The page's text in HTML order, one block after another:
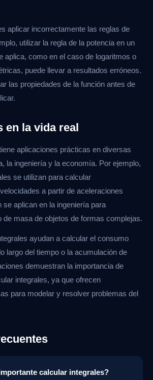
aplicar incorrectamente las reglas de
utilizar la regla de la potencia en un
aplica, como en el caso de logaritmos o
puede llevar a resultados erróneos.
las propiedades de la función antes de
en la vida real
aplicaciones prácticas en diversas
la ingeniería y la economía. Por ejemplo,
se utilizan para calcular
a partir de aceleraciones
se aplican en la ingeniería para
de masa de objetos de formas complejas.
ayudan a calcular el consumo
largo del tiempo o la acumulación de
demuestran la importancia de
integrales, ya que ofrecen
para modelar y resolver problemas del
calcular integrales?